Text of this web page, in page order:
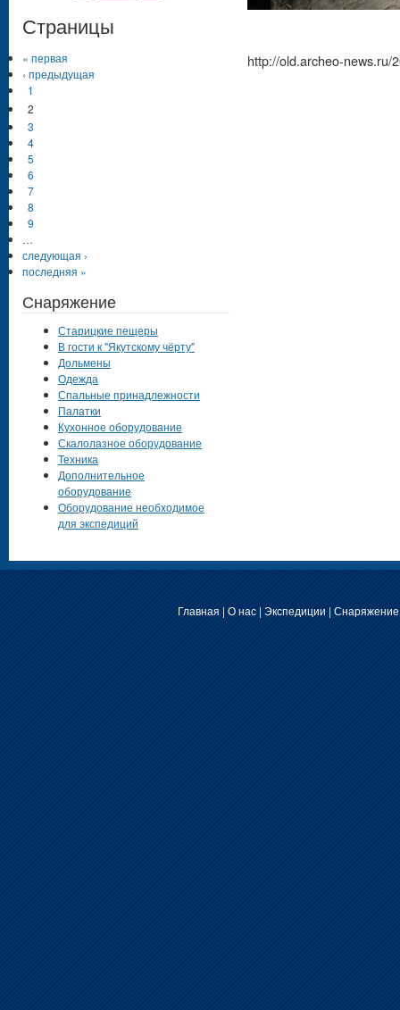
http://old.archeo-news.ru/
Страницы
« первая
‹ предыдущая
1
2
3
4
5
6
7
8
9
…
следующая ›
последняя »
Снаряжение
Старицкие пещеры
В гости к "Якутскому чёрту"
Дольмены
Одежда
Спальные принадлежности
Палатки
Кухонное оборудование
Скалолазное оборудование
Техника
Дополнительное
оборудование
Оборудование необходимое
для экспедиций
Главная | О нас| Экспедиции | Снаряжение